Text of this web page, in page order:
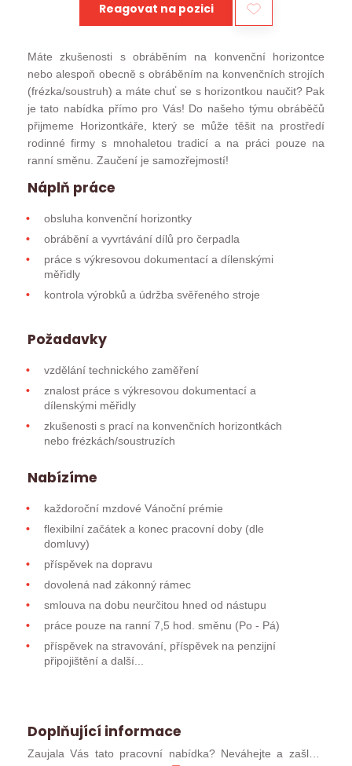
Reagovat na pozici
Máte zkušenosti s obráběním na konvenční horizontce
nebo alespoň obecně s obráběním na konvenčních strojích
(frézka/soustruh) a máte chuť se s horizontkou naučit? Pak
je tato nabídka přímo pro Vás! Do našeho týmu obráběčů
přijmeme Horizontkáře, který se může těšit na prostředí
rodinné firmy s mnohaletou tradicí a na práci pouze na
ranní směnu. Zaučení je samozřejmostí!
Náplň práce
obsluha konvenční horizontky
obrábění a vyvrtávání dílů pro čerpadla
práce s výkresovou dokumentací a dílenskými
měřidly
kontrola výrobků a údržba svěřeného stroje
Požadavky
vzdělání technického zaměření
znalost práce s výkresovou dokumentací a
dílenskými měřidly
zkušenosti s prací na konvenčních horizontkách
nebo frézkách/soustruzích
Nabízíme
každoroční mzdové Vánoční prémie
flexibilní začátek a konec pracovní doby (dle
domluvy)
příspěvek na dopravu
dovolená nad zákonný rámec
smlouva na dobu neurčitou hned od nástupu
práce pouze na ranní 7,5 hod. směnu (Po - Pá)
příspěvek na stravování, příspěvek na penzijní
připojištění a další...
Doplňující informace
Zaujala Vás tato pracovní nabídka? Neváhejte a zašlete